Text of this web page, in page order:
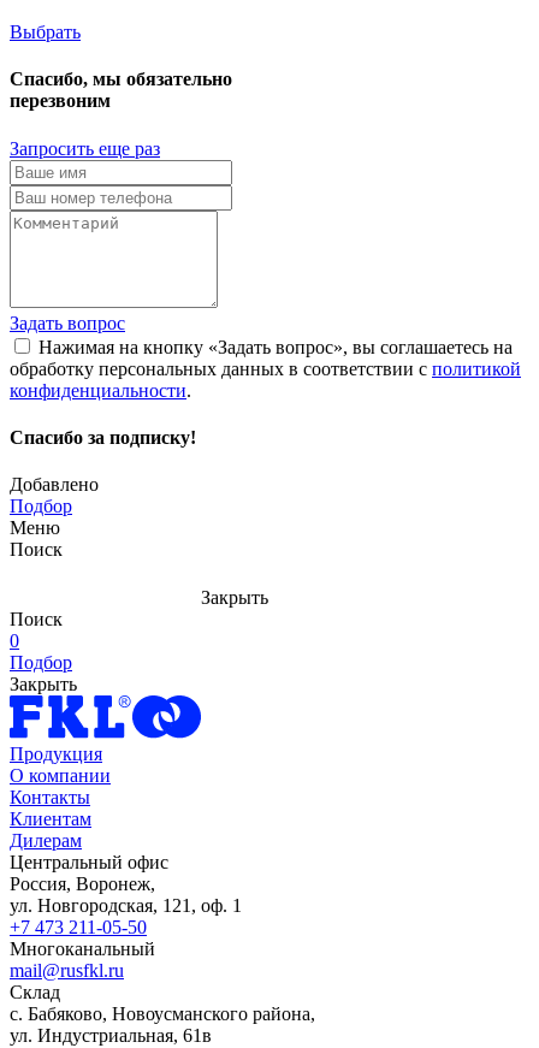
Выбрать
Спасибо, мы обязательно
перезвоним
Запросить еще раз
Задать вопрос
Нажимая на кнопку «Задать вопрос», вы соглашаетесь на
обработку персональных данных в соответствии с политикой
конфиденциальности.
Спасибо за подписку!
Добавлено
Подбор
Меню
Поиск
Закрыть
Поиск
0
Подбор
Закрыть
Продукция
О компании
Контакты
Клиентам
Дилерам
Центральный офис
Россия, Воронеж,
ул. Новгородская, 121, оф. 1
+7 473 211-05-50
Многоканальный
mail@rusfkl.ru
Склад
с. Бабяково, Новоусманского района,
ул. Индустриальная, 61в